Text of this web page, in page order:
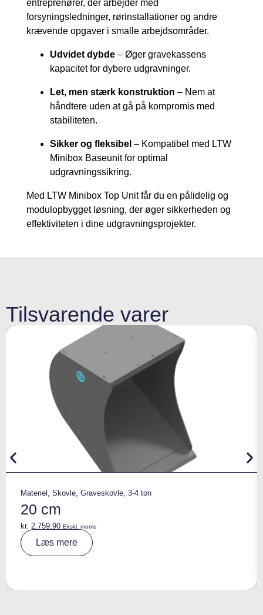
entreprenører, der arbejder med
forsyningsledninger, rørinstallationer og andre
krævende opgaver i smalle arbejdsområder.
Udvidet dybde – Øger gravekassens
kapacitet for dybere udgravninger.
Let, men stærk konstruktion – Nem at
håndtere uden at gå på kompromis med
stabiliteten.
Sikker og fleksibel – Kompatibel med LTW
Minibox Baseunit for optimal
udgravningssikring.
Med LTW Minibox Top Unit får du en pålidelig og
modulopbygget løsning, der øger sikkerheden og
effektiviteten i dine udgravningsprojekter.
Tilsvarende varer
Materiel , Skovle, Graveskovle, 3-4 ton
20 cm
kr. 2.759,90 Ekskl. moms
Læs mere